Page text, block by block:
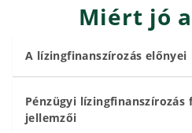
Miért jó
A lízingfinanszírozás előnyei
Pénzügyi lízingfinanszírozás
jellemzői